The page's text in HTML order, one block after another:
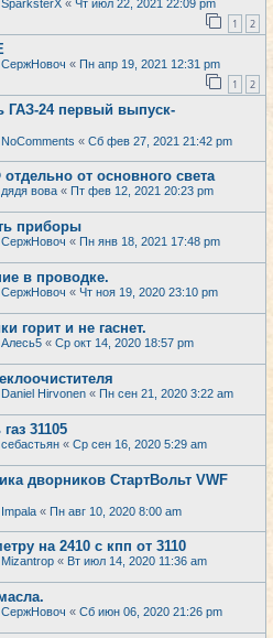
SparksterX « Чт июл 22, 2021 22:09 pm
1 2
СержНовоч « Пн апр 19, 2021 12:31 pm
1 2
ГАЗ-24 первый выпуск-
NoComments « Сб фев 27, 2021 21:42 pm
от основного света
дядя вова « Пт фев 12, 2021 20:23 pm
приборы
СержНовоч « Пн янв 18, 2021 17:48 pm
в проводке.
СержНовоч « Чт ноя 19, 2020 23:10 pm
горит и не гаснет.
Алесь5 « Ср окт 14, 2020 18:57 pm
Daniel Hirvonen « Пн сен 21, 2020 3:22 am
31105
себастьян « Ср сен 16, 2020 5:29 am
дворников СтартВольт VWF
Impala « Пн авг 10, 2020 8:00 am
на 2410 с кпп от 3110
Mizantrop « Вт июл 14, 2020 11:36 am
СержНовоч « Сб июн 06, 2020 21:26 pm